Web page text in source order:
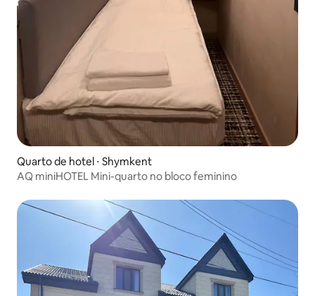
Quarto de hotel ⋅ Shymkent
AQ miniHOTEL Mini-quarto no bloco feminino